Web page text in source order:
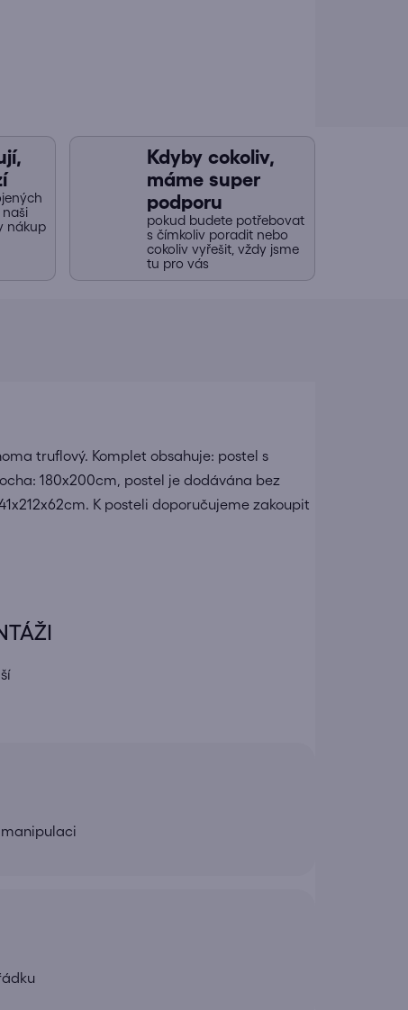
nákup
Kdyby cokoliv,
máme super
podporu
pokud budete potřebovat
s čímkoliv poradit nebo
cokoliv vyřešit, vždy jsme
tu pro vás
truflový. Komplet obsahuje: postel s
180x200cm, postel je dodávána bez
K posteli doporučujeme zakoupit
manipulaci